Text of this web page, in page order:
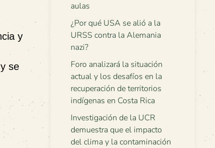
y
se
aulas
¿Por qué USA se alió a la
URSS contra la Alemania
nazi?
Foro analizará la situación
actual y los desafíos en la
recuperación de territorios
indígenas en Costa Rica
Investigación de la UCR
demuestra que el impacto
del clima y la contaminación